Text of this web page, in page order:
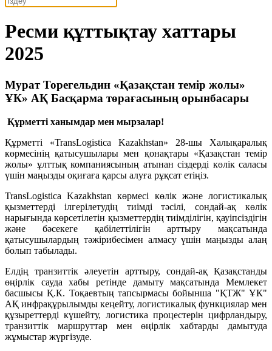
Ресми құттықтау хаттары
2025
Мурат Торегельдин «Қазақстан темір жолы»
ҰК» АҚ Басқарма төрағасының орынбасары
Құрметті ханымдар мен мырзалар!
Құрметті «TransLogistica Kazakhstan» 28-шы Халықаралық
көрмесінің қатысушылары мен қонақтары «Қазақстан темір
жолы» ұлттық компаниясының атынан сіздерді көлік саласы
үшін маңызды оқиғаға қарсы алуға рұқсат етіңіз.
TransLogistica Kazakhstan көрмесі көлік және логистикалық
қызметтерді ілгерілетудің тиімді тәсілі, сондай-ақ көлік
нарығында көрсетілетін қызметтердің тиімділігін, қауіпсіздігін
және бәсекеге қабілеттілігін арттыру мақсатында
қатысушылардың тәжірибесімен алмасу үшін маңызды алаң
болып табылады.
Елдің транзиттік әлеуетін арттыру, сондай-ақ Қазақстанды
өңірлік сауда хабы ретінде дамыту мақсатында Мемлекет
басшысы Қ.К. Тоқаевтың тапсырмасы бойынша "ҚТЖ" ҰК"
АҚ инфрақұрылымды кеңейту, логистикалық функциялар мен
құзыреттерді күшейту, логистика процестерін цифрландыру,
транзиттік маршруттар мен өңірлік хабтарды дамытуда
жұмыстар жүргізуде.